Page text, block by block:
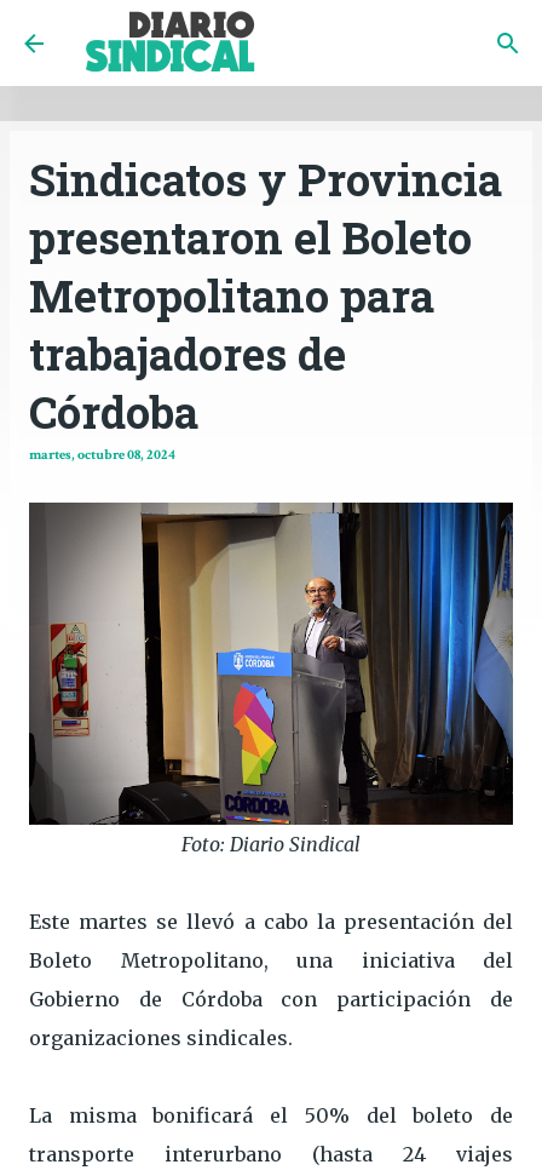
INICIO CÓRDOBA
Ir al contenido principal
Sindicatos y Provincia
presentaron el Boleto
Metropolitano para
trabajadores de
Córdoba
martes, octubre 08, 2024
Foto: Diario Sindical
Este martes se llevó a cabo la presentación del
Boleto Metropolitano, una iniciativa del
Gobierno de Córdoba con participación de
organizaciones sindicales.
La misma bonificará el 50% del boleto de
transporte interurbano (hasta 24 viajes